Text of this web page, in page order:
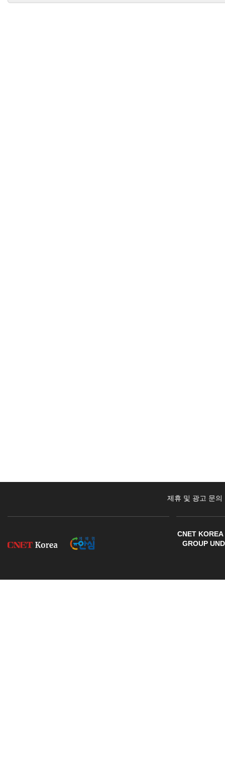
제휴 및 광고 문의
CNET
GROUP